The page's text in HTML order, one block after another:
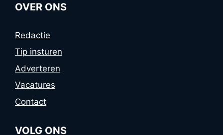
OVER ONS
Redactie
Tip insturen
Adverteren
Vacatures
Contact
VOLG ONS